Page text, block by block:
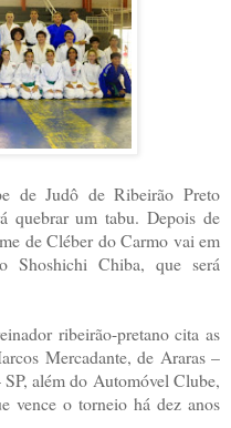
de Judô de Ribeirão Preto
quebrar um tabu. Depois de
de Cléber do Carmo vai em
Shoshichi Chiba, que será
ribeirão-pretano cita as
Mercadante, de Araras –
além do Automóvel Clube,
vence o torneio há dez anos